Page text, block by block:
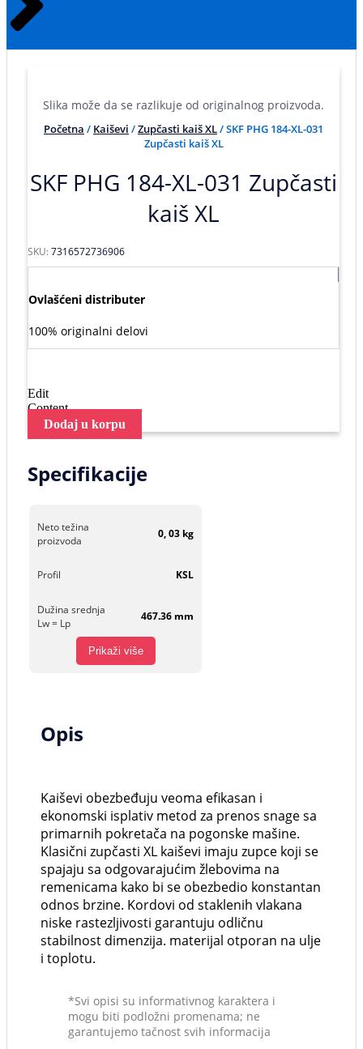
Slika može da se razlikuje od originalnog proizvoda.
Početna / Kaiševi /Zupčasti kaiš XL/ SKF PHG 184-XL-031
Zupčasti kaiš XL
SKF PHG 184-XL-031 Zupčasti
kaiš XL
SKU:7316572736906
Ovlašćeni distributer
100% originalni delovi
Edit
Content
Dodaj u korpu
Specifikacije
Neto težina
proizvoda
0, 03 kg
Profil KSL
Dužina srednja
Lw = Lp
467.36 mm
Prikaži više
Opis
Kaiševi obezbeđuju veoma efikasan i
ekonomski isplativ metod za prenos snage sa
primarnih pokretača na pogonske mašine.
Klasični zupčasti XL kaiševi imaju zupce koji se
spajaju sa odgovarajućim žlebovima na
remenicama kako bi se obezbedio konstantan
odnos brzine. Kordovi od staklenih vlakana
niske rastezljivosti garantuju odličnu
stabilnost dimenzija. materijal otporan na ulje
i toplotu.
*Svi opisi su informativnog karaktera i
mogu biti podložni promenama; ne
garantujemo tačnost svih informacija